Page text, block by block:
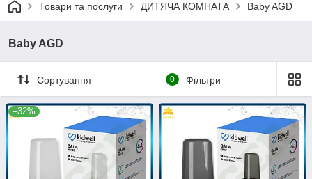
Товари та послуги ДИТЯЧА КОМНАТА Baby AGD
Baby AGD
Сортування 0 Фільтри
–32%